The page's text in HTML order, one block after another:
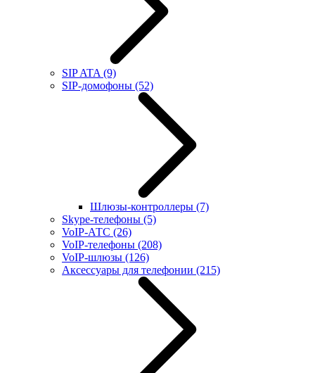
SIP ATA (9)
SIP-домофоны (52)
Шлюзы-контроллеры (7)
Skype-телефоны (5)
VoIP-АТС (26)
VoIP-телефоны (208)
VoIP-шлюзы (126)
Аксессуары для телефонии (215)